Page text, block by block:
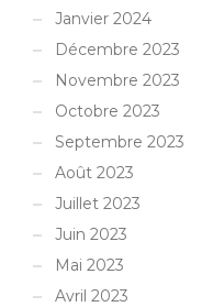
Janvier 2024
Décembre 2023
Novembre 2023
Octobre 2023
Septembre 2023
Août 2023
Juillet 2023
Juin 2023
Mai 2023
Avril 2023